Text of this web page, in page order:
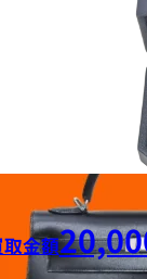
取金額